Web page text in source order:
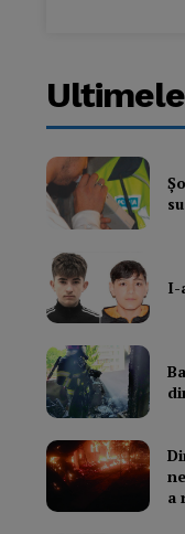
Website:
I-
a